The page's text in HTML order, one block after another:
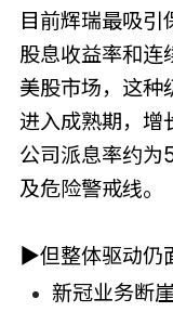
目前辉瑞最吸引
股息收益率和连
美股市场，这种
进入成熟期，增
公司派息率约
及危险警戒线。
▶但整体驱动仍
新冠业务断